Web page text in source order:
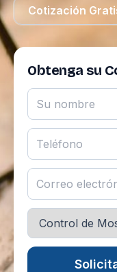
Cotización
Obtenga su